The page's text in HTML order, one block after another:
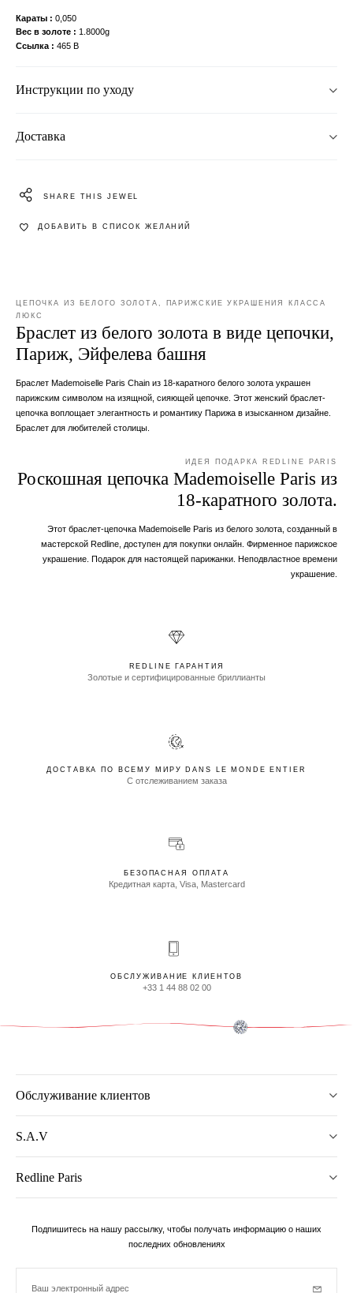
Караты
0,050
Вес в золоте
1.8000g
Ссылка
465 B
Инструкции по уходу
Доставка
SHARE THIS JEWEL
ДОБАВИТЬ В СПИСОК ЖЕЛАНИЙ
ЦЕПОЧКА ИЗ БЕЛОГО ЗОЛОТА, ПАРИЖСКИЕ УКРАШЕНИЯ КЛАССА
ЛЮКС
Браслет из белого золота в виде цепочки,
Париж, Эйфелева башня
Браслет Mademoiselle Paris Chain из 18-каратного белого золота украшен
парижским символом на изящной, сияющей цепочке. Этот женский браслет-
цепочка воплощает элегантность и романтику Парижа в изысканном дизайне.
Браслет для любителей столицы.
ИДЕЯ ПОДАРКА REDLINE PARIS
Роскошная цепочка Mademoiselle Paris из
18-каратного золота.
Этот браслет-цепочка Mademoiselle Paris из белого золота, созданный в
мастерской Redline, доступен для покупки онлайн. Фирменное парижское
украшение. Подарок для настоящей парижанки. Неподвластное времени
украшение.
REDLINE ГАРАНТИЯ
Золотые и сертифицированные бриллианты
ДОСТАВКА ПО ВСЕМУ МИРУ DANS LE MONDE ENTIER
С отслеживанием заказа
БЕЗОПАСНАЯ ОПЛАТА
Кредитная карта, Visa, Mastercard
ОБСЛУЖИВАНИЕ КЛИЕНТОВ
+33 1 44 88 02 00
Обслуживание клиентов
S.A.V
Redline Paris
Подпишитесь на нашу рассылку, чтобы получать информацию о наших
последних обновлениях
Ваш электронный адрес